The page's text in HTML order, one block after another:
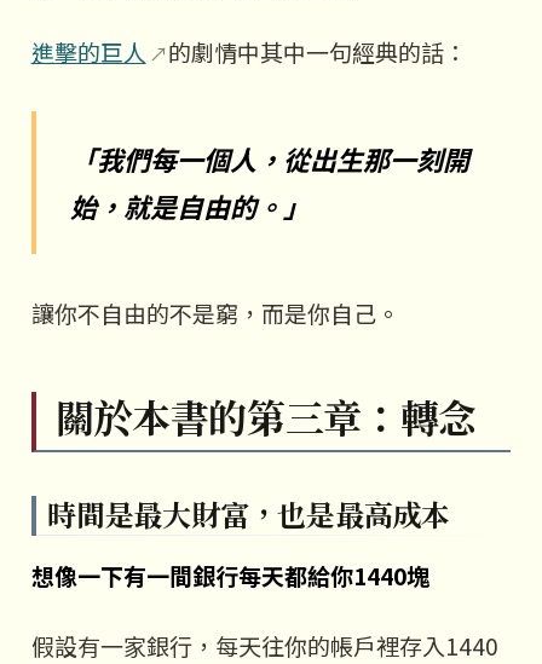
進擊的巨人 的劇情中其中一句經典的話：
「我們每一個人，從出生那一刻開
始，就是自由的。」
讓你不自由的不是窮，而是你自己。
關於本書的第三章：轉念
時間是最大財富，也是最高成本
想像一下有一間銀行每天都給你1440塊
假設有一家銀行，每天往你的帳戶裡存入1440